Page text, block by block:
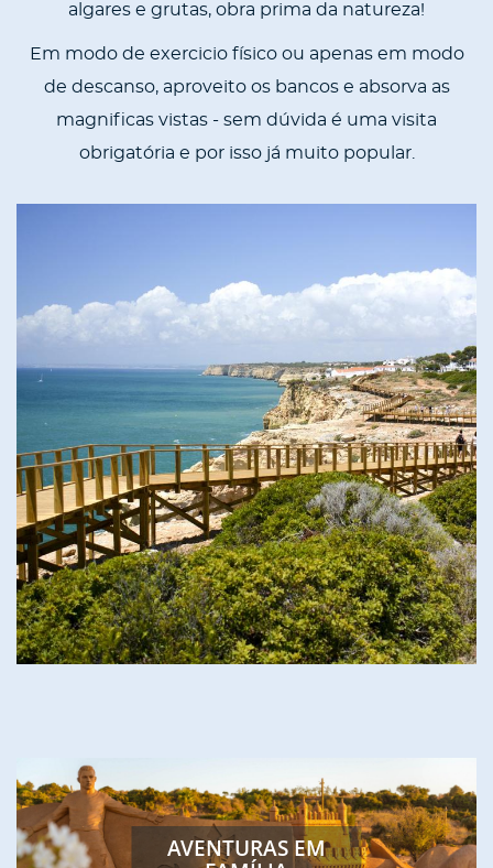
algares e grutas, obra prima da natureza!
Em modo de exercicio físico ou apenas em modo
de descanso, aproveito os bancos e absorva as
magnificas vistas - sem dúvida é uma visita
obrigatória e por isso já muito popular.
FEATURED
AVENTURAS EM